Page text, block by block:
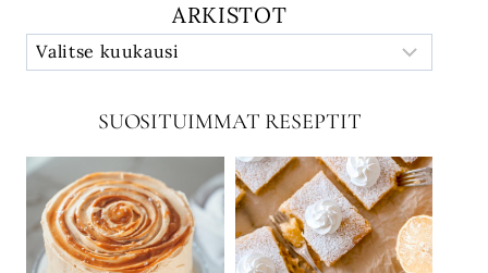
ARKISTOT
SUOSITUIMMAT RESEPTIT